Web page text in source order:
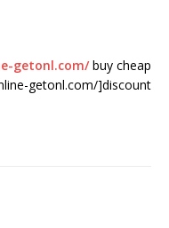
getonl.com/buy cheap
getonl.com/]discount